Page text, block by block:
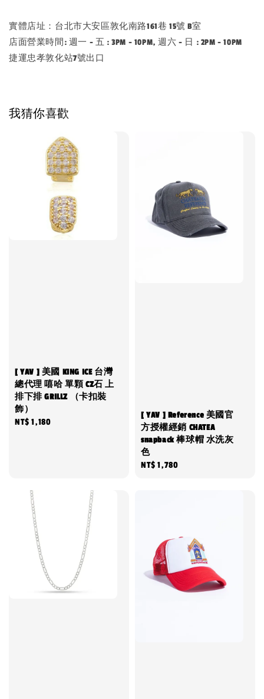
實體店址：台北市大安區敦化南路161巷 15號 B室
店面營業時間: 週一 - 五 : 3PM - 10PM, 週六 - 日 : 2PM - 10PM
捷運忠孝敦化站7號出口
我猜你喜歡
[ YAV ] 美國 KING ICE 台灣
總代理 嘻哈 單顆 CZ石 上
排下排 GRILLZ （卡扣裝
飾）
Regular
NT$ 1,180
[ YAV ] Reference 美國官
方授權經銷 CHATEA
snapback 棒球帽 水洗灰
色
Regular
NT$ 1,780